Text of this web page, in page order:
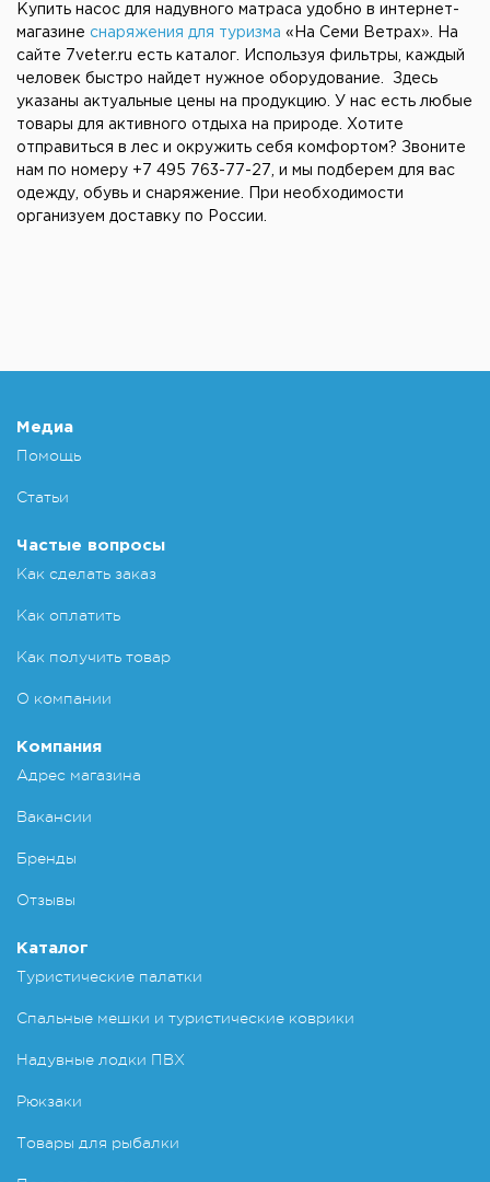
Купить насос для надувного матраса удобно в интернет-
магазине снаряжения для туризма «На Семи Ветрах». На
сайте 7veter.ru есть каталог. Используя фильтры, каждый
человек быстро найдет нужное оборудование. Здесь
указаны актуальные цены на продукцию. У нас есть любые
товары для активного отдыха на природе. Хотите
отправиться в лес и окружить себя комфортом? Звоните
нам по номеру +7 495 763-77-27, и мы подберем для вас
одежду, обувь и снаряжение. При необходимости
организуем доставку по России.
Медиа
Помощь
Статьи
Частые вопросы
Как сделать заказ
Как оплатить
Как получить товар
О компании
Компания
Адрес магазина
Вакансии
Бренды
Отзывы
Каталог
Туристические палатки
Спальные мешки и туристические коврики
Надувные лодки ПВХ
Рюкзаки
Товары для рыбалки